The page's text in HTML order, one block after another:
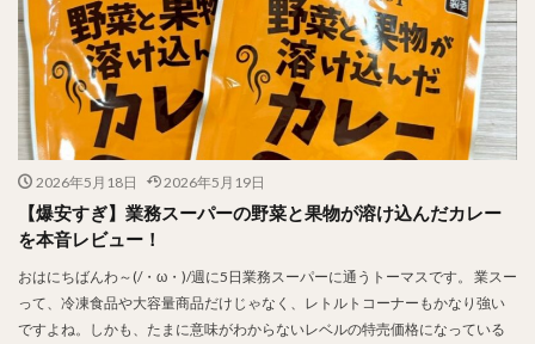
2026年5月18日 2026年5月19日
【爆安すぎ】業務スーパーの野菜と果物が溶け込んだカレー
を本音レビュー！
おはにちばんわ～(/・ω・)/週に5日業務スーパーに通うトーマスです。 業スー
って、冷凍食品や大容量商品だけじゃなく、レトルトコーナーもかなり強い
ですよね。しかも、たまに意味がわからないレベルの特売価格になっている